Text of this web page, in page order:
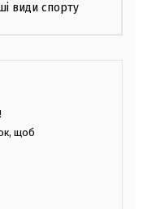
види спорту
щоб